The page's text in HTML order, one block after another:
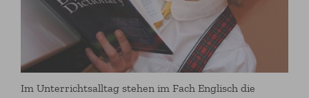
Im Unterrichtsalltag stehen im Fach Englisch die